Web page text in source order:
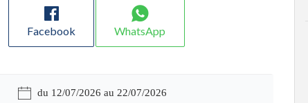
Facebook WhatsApp
du 12/07/2026 au 22/07/2026